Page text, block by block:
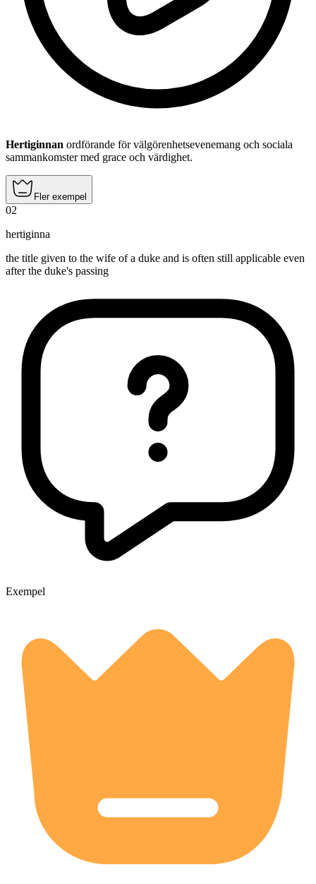
Hertiginnan ordförande för välgörenhetsevenemang och sociala
sammankomster med grace och värdighet.
Fler exempel
02
hertiginna
the title given to the wife of a duke and is often still applicable even
after the duke's passing
Exempel